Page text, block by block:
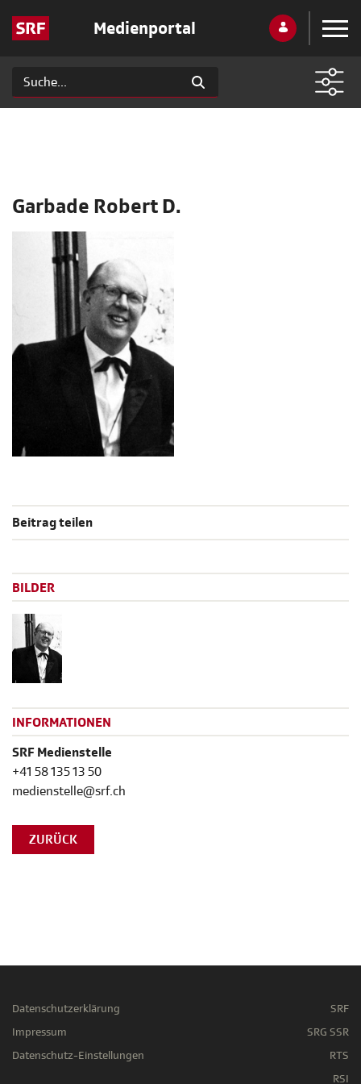
Medienportal
Garbade Robert D.
Beitrag teilen
BILDER
INFORMATIONEN
SRF Medienstelle
+41 58 135 13 50
medienstelle@srf.ch
ZURÜCK
Datenschutzerklärung
Impressum
Datenschutz-Einstellungen
SRF
SRG SSR
RTS
RSI